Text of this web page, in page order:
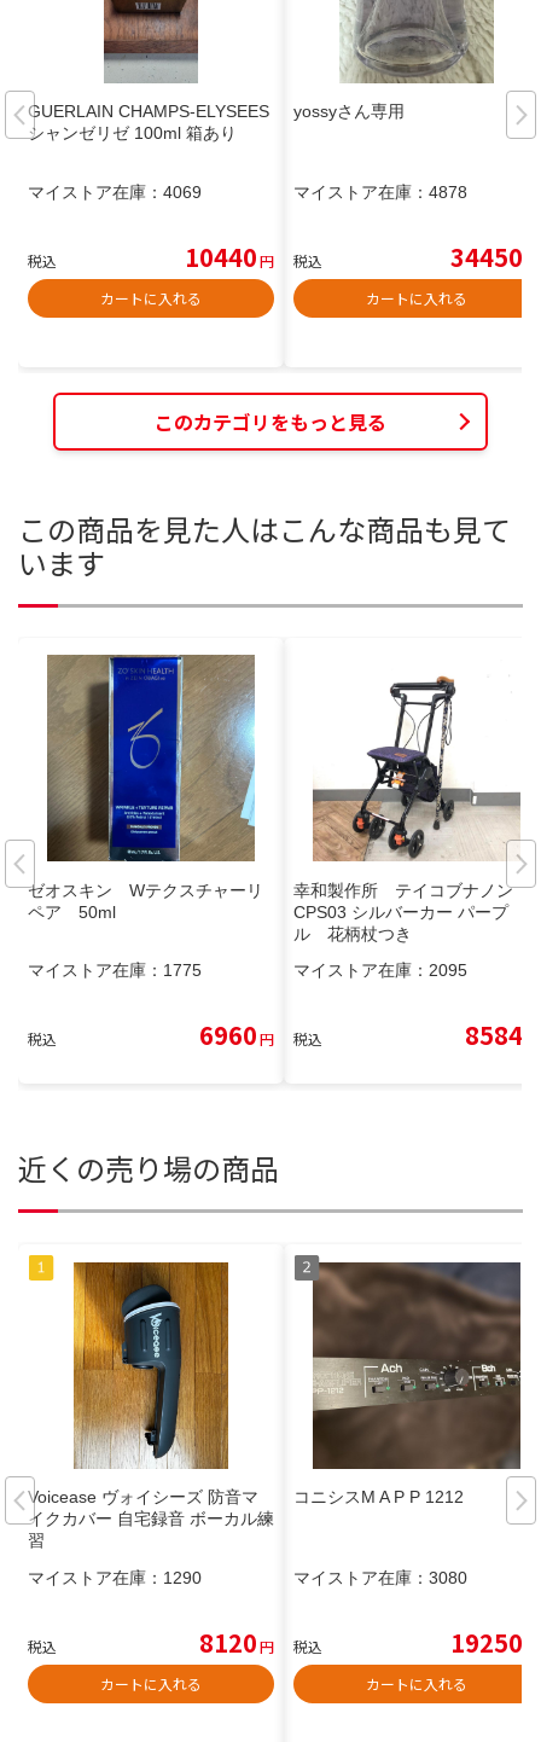
GUERLAIN CHAMPS-ELYSEES
シャンゼリゼ 100ml 箱あり
マイストア在庫： 4069
税込 10440円
カートに入れる
yossyさん専用
マイストア在庫： 4878
税込 34450
カートに入れる
このカテゴリをもっと見る
この商品を見た人はこんな商品も見て
います
ゼオスキン Wテクスチャーリ
ペア 50ml
マイストア在庫： 1775
税込 6960円
幸和製作所 テイコブナノン
CPS03 シルバーカー パープ
ル 花柄杖つき
マイストア在庫： 2095
税込 8584
近くの売り場の商品
Voicease ヴォイシーズ 防音マ
イクカバー 自宅録音 ボーカル練
習
マイストア在庫： 1290
税込 8120円
カートに入れる
コニシスM A P P 1212
マイストア在庫： 3080
税込 19250
カートに入れる